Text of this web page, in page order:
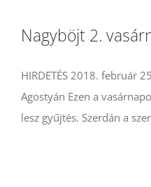
Nagyböjt 2.
HIRDETÉS 2018. február
Agostyán Ezen a
lesz gyűjtés. Szerdán a